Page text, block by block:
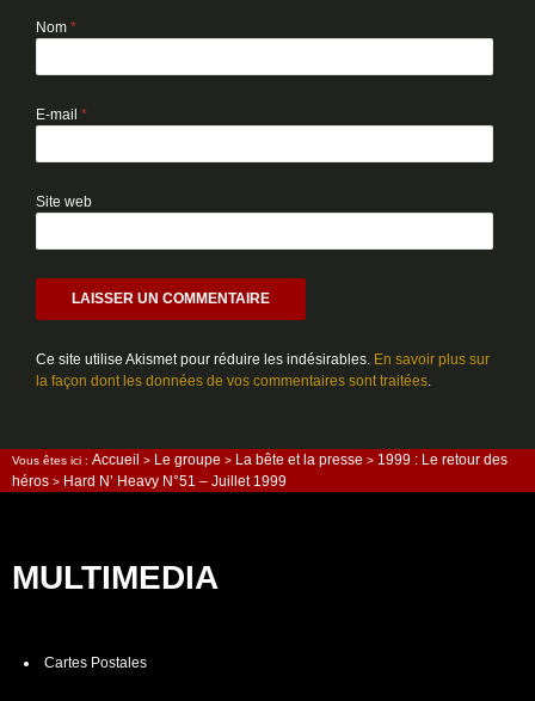
Nom *
E-mail *
Site web
Ce site utilise Akismet pour réduire les indésirables. En savoir plus sur
la façon dont les données de vos commentaires sont traitées.
Vous êtes ici : Accueil > Le groupe > La bête et la presse > 1999 : Le retour des
héros > Hard N’ Heavy N°51 – Juillet 1999
MULTIMEDIA
Cartes Postales